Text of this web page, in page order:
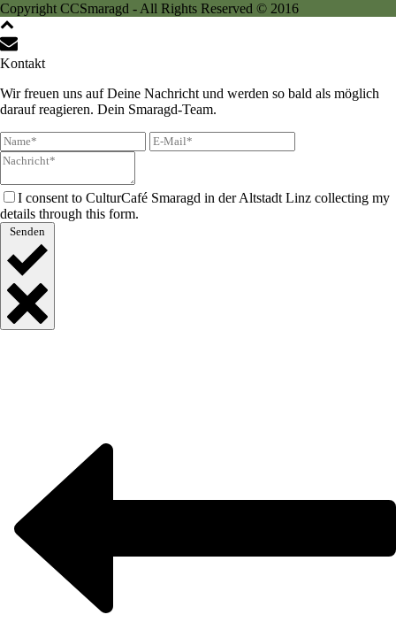
Copyright CCSmaragd - All Rights Reserved © 2016
Kontakt
Wir freuen uns auf Deine Nachricht und werden so bald als möglich
darauf reagieren. Dein Smaragd-Team.
I consent to CulturCafé Smaragd in der Altstadt Linz collecting my
details through this form.
Senden